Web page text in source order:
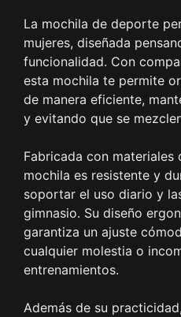
La mochila de deporte
mujeres, diseñada
funcionalidad. Con
esta mochila te permite
de manera eficiente,
y evitando que se
Fabricada con materiales
mochila es resistente y
soportar el uso diario y
gimnasio. Su diseño
garantiza un ajuste
cualquier molestia o
entrenamientos.
Además de su